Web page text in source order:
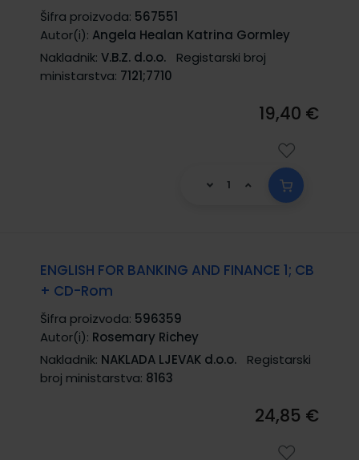
Šifra proizvoda: 567551
Autor(i): Angela Healan Katrina Gormley
Nakladnik: V.B.Z. d.o.o.
Registarski broj
ministarstva: 7121;7710
19,40 €
ENGLISH FOR BANKING AND FINANCE 1; CB
+ CD-Rom
Šifra proizvoda: 596359
Autor(i): Rosemary Richey
Nakladnik: NAKLADA LJEVAK d.o.o.
Registarski
broj ministarstva: 8163
24,85 €